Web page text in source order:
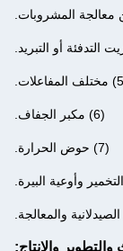
(6) مكبر الجفاف.
(7) حوض الحرارة.
والتطوير والإنتاج: